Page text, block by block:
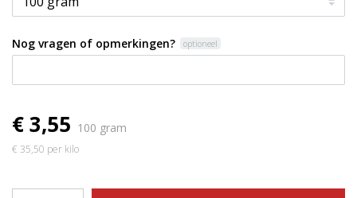
Nog vragen of opmerkingen? optioneel
€ 3,55 100 gram
€ 35,50 per kilo